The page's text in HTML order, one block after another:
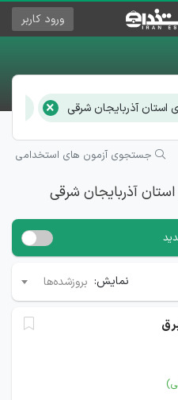
ورود کاربر
استان آذربایجان شرقی ×
جستجوی آزمون های استخدامی
آذربایجان شرقی
نمایش: بروزشده‌ها